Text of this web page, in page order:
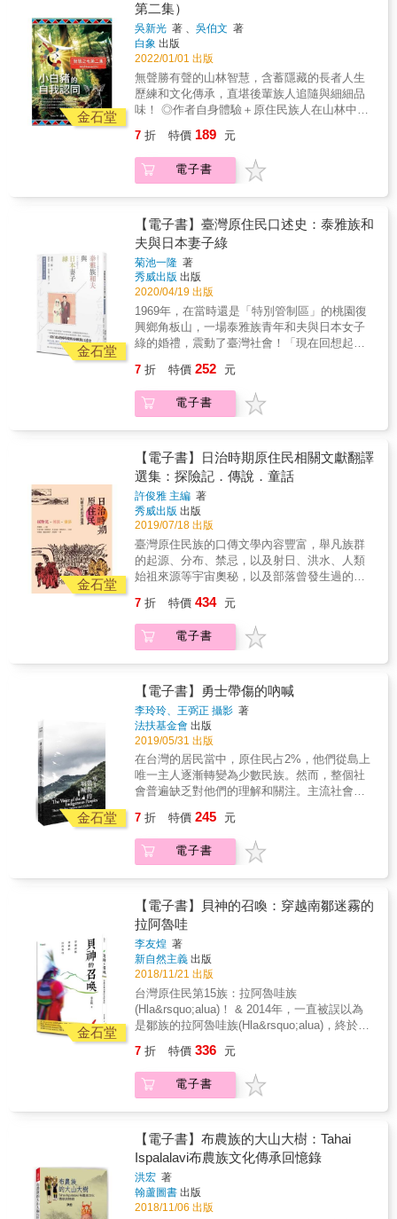
環境中奮鬥不懈的精神，有如一顆閃亮的鑽
石，永遠福星高照。 文/作者徐宗懋 & 《台灣
近水部落》 本書以日本的台灣原住民權威森丑
之助的圖像原作為底本，透過高端的上色技術
賦予新的生命。本畫冊介紹靠近海洋和湖泊的
原住民部落，主要集中在阿美族、達悟族和邵
族，書中以豐富多彩的照片表現他們和海洋以
即湖泊的生活關係，其中達悟族捕獲飛魚的圖
大觀》和《台灣物產大觀》精美的原版照片，
呈現了前所未有的視覺效果。有關過去台灣人
生活和習俗的影像則是民國49年（1960年）薛
培德牧師所拍攝的經典照片，每一張都是由原
底片沖洗出來，並且進行精美的數位上色，展
現了動人的往日情懷。 總之，在技術工藝層
面，台灣沒有任何一本出版物像《閃耀台灣》
付出如此深的心力，只為了留下一套值得代代
灣疫情最嚴重的兩年，很多人不能正常上學上
班，收入和生活都受到影響。然而，就在此時
此刻，我們做出最大的投資，投入最大的心
力，完成這一套經典作品，代表台灣在艱困的
環境中奮鬥不懈的精神，有如一顆閃亮的鑽
石，永遠福星高照。 文/作者徐宗懋 & 《台灣
山鄉原民》 本畫冊以日本的台灣原住民權威森
丑之助的圖像原作為底本，圖像反映的山區景
觀與原住民生活狀態，本書主要集中在山區原
住民部落的人文風情，包括泰雅族、卑南、布
農、排灣等部落，著重介紹這些部落在山區的
生存方式，包括信仰、生產以及日常生活習俗
等，內容豐富，為十分珍貴的文獻和美學資
料。
完整詮釋及承傳， 學習他人文化的同時千萬不
要丟棄自己的根！ 以原住民族人的自我認同、
自信於傳統文化價值， 並戮力於族群語言和文
化的詮釋和傳承為根本， 進而期許和其他多元
族群的相互欣賞，彼此相攜前行。 本書以鄒族
阿里山達邦村「達德安部落」的實際地理環境
為背景， 並以原住民族語、文化及山林間現實
生活為主要內涵； 用擬人化的童話故事，將傳
統文化輕鬆自然的帶入， 融摻甚多已鮮少使用
類蜂種之認識， 皆係甚為寶貴之族語及文化的
參考資料， 本書可提供部落或學校延伸教學參
考資料。
金石堂
第二集）
吳新光 著 、吳伯文 著
白象 出版
2022/01/01 出版
無聲勝有聲的山林智慧，含蓄隱藏的長者人生
歷練和文化傳承，直堪後輩族人追隨與細細品
味！ ◎作者自身體驗＋原住民族人在山林中的
述累積的傳統生活智慧，記述對大自然真誠敬
重的深厚文化內涵。 ◎隱喻和故事，引人深思
的智慧，等待我們慢慢地品嚐、吸收、豁然頓
認知失調， 唯有族人始能作自屬文化及語言的
完整詮釋及承傳， 學習他人文化的同時千萬不
要丟棄自己的根！ 以原住民族人的自我認同、
自信於傳統文化價值， 並戮力於族群語言和文
化的詮釋和傳承為根本， 進而期許和其他多元
族群的相互欣賞，彼此相攜前行。 本書以鄒族
阿里山達邦村「達德安部落」的實際地理環境
為背景， 並以原住民族語、文化及山林間現實
生活為主要內涵； 用擬人化的童話故事，將傳
統文化輕鬆自然的帶入， 融摻甚多已鮮少使用
類蜂種之認識， 皆係甚為寶貴之族語及文化的
參考資料， 本書可提供部落或學校延伸教學參
考資料。
7 折 特價 189 元
電子書
金石堂
【電子書】臺灣原住民口述史：泰雅族和
夫與日本妻子綠
菊池一隆 著
秀威出版 出版
2020/04/19 出版
1969年，在當時還是「特別管制區」的桃園復
興鄉角板山，一場泰雅族青年和夫與日本女子
綠的婚禮，震動了臺灣社會！「現在回想起
候，真是一個恐怖的時代啊。」──綠來自日本
的綠不顧反對，毅然嫁入桃園角板山，當時那
裡是一般平地人沒有「入山證」也不准進山的
期的臺灣與北部泰雅族人的生活是什麼樣貌？
在那個年代，「高砂族」因為莫須有的罪名而
坐牢者不在少數，更有樂信‧瓦旦等人被處決。
瓦旦‧達拉（林昭明）在學校產生了「我們也要
創造自己的文字，書寫自己文字的文章」的想
法，他參加「蓬萊民族自救鬥爭青年同盟」，
卻因此被控「叛亂」，入獄十五年；兄弟林昭
光則被誣告與中國共產黨有關聯而入獄。日本
學者菊池一隆自1976年起，十餘次走訪角板
山，以日語親自訪談：和夫&綠、樂信‧瓦旦的
的高砂義勇隊黃新輝與泰雅族傳教士黃榮泉。
本書分為兩輯：輯一是和夫與綠的訪談紀錄。
兩人口述從跨國通信、戀愛、結婚到山地生活
對角板山泰雅族進行訪談，包括當時入獄的林
昭明、林昭光，受難者家屬林茂成；也兼及參
加高砂義勇隊出征的黃新輝與泰雅族傳教士黃
榮泉等人。七則證言、大量照片，這是一段白
色恐怖時期的泰雅族口述史，這是關於那個年
代，我們還不知道的事。
7 折 特價 252 元
電子書
金石堂
【電子書】日治時期原住民相關文獻翻譯
選集：探險記．傳說．童話
許俊雅 主編 著
秀威出版 出版
2019/07/18 出版
臺灣原住民族的口傳文學內容豐富，舉凡族群
的起源、分布、禁忌，以及射日、洪水、人類
始祖來源等宇宙奧秘，以及部落曾發生過的真
的調查、採錄與研究，留下相當多珍貴的文獻
史料，本書特別編譯其中六種代表性著作：中
島竹窩的〈生蕃地探險記〉、秋澤烏川的〈傳
童話〉以及〈海相關的生蕃童話〉。著作內容
兼及鄒族、布農族、普悠瑪族、泰雅族、賽夏
族、賽德克族、雅美族、阿美族、排灣族、阿
緱澤利先族等各族，許多故事充滿奇幻色彩，
但也同時反映了原住民的風土民情，呈現原始
部落的獨特價值觀。
7 折 特價 434 元
電子書
金石堂
【電子書】勇士帶傷的吶喊
李玲玲、王弼正 攝影 著
法扶基金會 出版
2019/05/31 出版
在台灣的居民當中，原住民占2%，他們從島上
唯一主人逐漸轉變為少數民族。然而，整個社
會普遍缺乏對他們的理解和關注。主流社會以
領域與文化，不論在文化上、意識與認知上。
每年都有大量族人在遵循傳統慣習時，因違反
礦業法、國家公園法、槍砲條例、野保法，以
犧牲原住民對自身的文化認同？主流社會的偏
見，如何影響原住民的權益和文化？他們的信
仰和文化不應該被尊重？他們的訴求該如何被
重視？本書從發生在部落的六個個案出發，深
入探究原住民族在狩獵文化、土地、自然資源
管理、居住及民事繼承上所面臨的困境。族群
和文化正如不同色彩，期盼每一種色彩都能被
看見，讓世界像彩虹般，呈現繽紛的美麗。
7 折 特價 245 元
電子書
金石堂
【電子書】貝神的召喚：穿越南鄒迷霧的
拉阿魯哇
李友煌 著
新自然主義 出版
2018/11/21 出版
台灣原住民第15族：拉阿魯哇族
(Hla&rsquo;alua)！ & 2014年，一直被誤以為
是鄒族的拉阿魯哇族(Hla&rsquo;alua)，終於從
原住民！目前人口數約400人的拉阿魯哇族，是
台灣原住民中，唯一以貝殼為神的族群，由於
多數民眾對其不為所知，加上面臨語言、文化
的艱辛歷程，包括： 族群如何走出歷史迷霧，
從「南鄒族」的他人歸類中脫身，找到真正屬
於自己的身分認同。 & 揭開貝神的神祕面紗，
族人如何失落及重現其獨特信仰祭典的過程、
迷惘與信心。 & 老、中、青三代在族語及文化
7 折 特價 336 元
電子書
【電子書】布農族的大山大樹：Tahai
Ispalalavi布農族文化傳承回憶錄
洪宏 著
翰蘆圖書 出版
2018/11/06 出版